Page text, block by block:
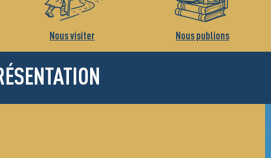
Nous visiter Nous publions